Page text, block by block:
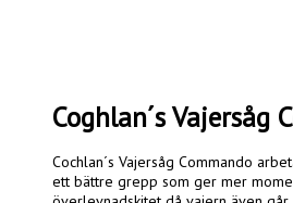
Coghlan´s Vajersåg
Cochlan´s Vajersåg Commando
ett bättre grepp som ger mer